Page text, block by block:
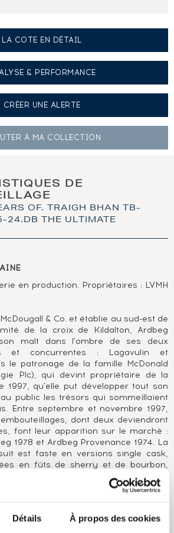
Détails À propos des cookies
LA COTE EN DÉTAIL
& PERFORMANCE
CRÉER UNE ALERTE
À MA COLLECTION
DE
OF. TRAIGH BHAN TB-
THE ULTIMATE
en production. Propriétaires : LVMH
& Co. et établie au sud-est de
de la croix de Kildalton, Ardbeg
malt dans l'ombre de ses deux
et concurrentes : Lagavulin et
le patronage de la famille McDonald
Plc), qui devint propriétaire de la
1997, qu'elle put développer tout son
public les trésors qui sommeillaient
Entre septembre et novembre 1997,
dont deux deviendront
font leur apparition sur le marché :
1978 et Ardbeg Provenance 1974. La
est faste en versions single cask,
en fûts de sherry et de bourbon,
unes que les autres. Et c'est paré d'un
verre teinté et à l'esthétisme celte-